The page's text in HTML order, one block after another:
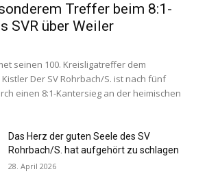
Treffer beim 8:1-
SVR über Weiler
seinen 100. Kreisligatreffer dem
Der SV Rohrbach/S. ist nach fünf
einen 8:1-Kantersieg an der heimischen
Das Herz der guten Seele des SV
Rohrbach/S. hat aufgehört zu schlagen
28. April 2026